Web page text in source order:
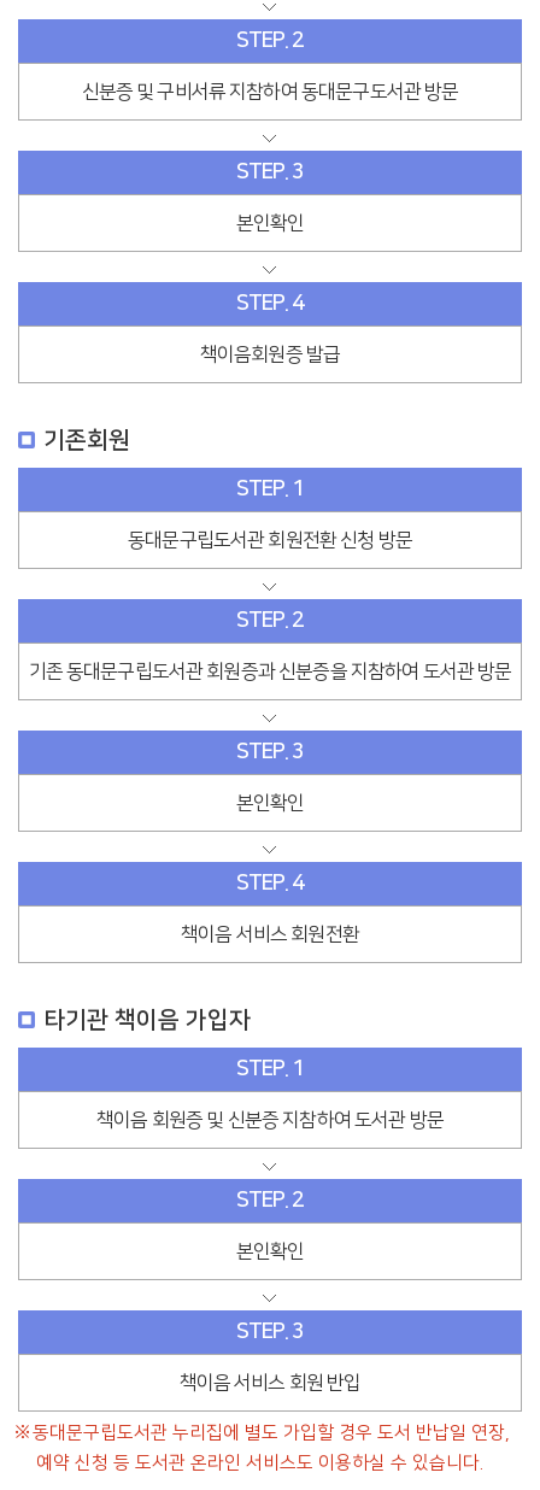
STEP. 2
신분증 및 구비서류 지참하여 동대문구도서관 방문
STEP. 3
본인확인
STEP. 4
책이음회원증 발급
기존회원
STEP. 1
동대문구립도서관 회원전환 신청 방문
STEP. 2
기존 동대문구립도서관 회원증과 신분증을 지참하여 도서관 방문
STEP. 3
본인확인
STEP. 4
책이음 서비스 회원전환
타기관 책이음 가입자
STEP. 1
책이음 회원증 및 신분증 지참하여 도서관 방문
STEP. 2
본인확인
STEP. 3
책이음 서비스 회원 반입
동대문구립도서관 누리집에 별도 가입할 경우 도서 반납일 연장,
예약 신청 등 도서관 온라인 서비스도 이용하실 수 있습니다.